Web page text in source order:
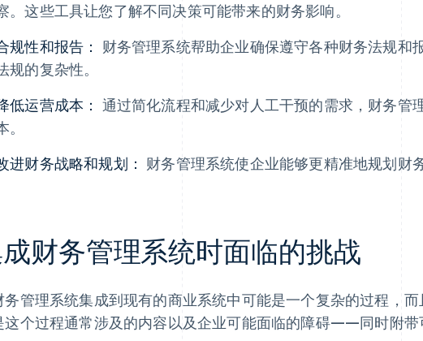
。这些工具让您了解不同决策可能带来的财务影响。
规性和报告：
财务管理系统帮助企业确保遵守各种财务法规和
规的复杂性。
低运营成本： 通过简化流程和减少对人工干预的需求，财务管
。
进财务战略和规划： 财务管理系统使企业能够更精准地规划财
财务管理系统时面临的挑战
务管理系统集成到现有的商业系统中可能是一个复杂的过程，
这个过程通常涉及的内容以及企业可能面临的障碍——同时附带